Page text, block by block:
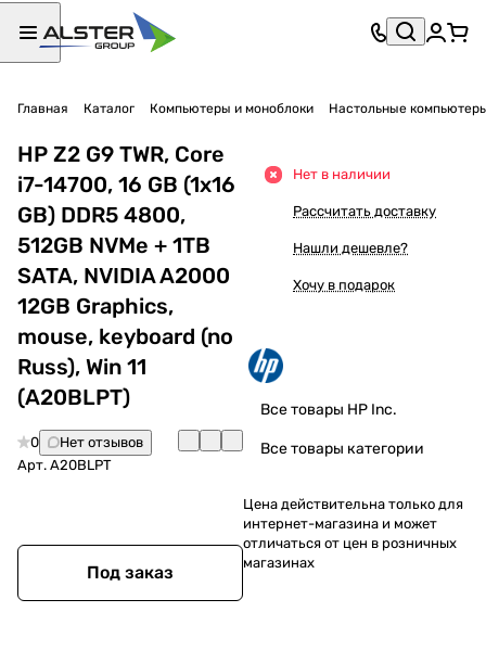
Главная Каталог Компьютеры и моноблоки Настольные
HP Z2 G9 TWR, Core
i7-14700, 16 GB (1x16
GB) DDR5 4800,
512GB NVMe + 1TB
SATA, NVIDIA A2000
12GB Graphics,
mouse, keyboard (no
Russ), Win 11
(A20BLPT)
0
Нет отзывов
Арт. A20BLPT
Под заказ
Нет в наличии
Рассчитать доставку
Нашли дешевле?
Хочу в подарок
Все товары HP Inc.
Все товары категории
Цена действительна только для
интернет-магазина и может
отличаться от цен в розничных
магазинах